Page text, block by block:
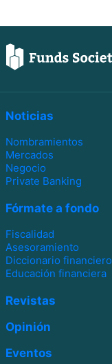
Noticias
Nombramientos
Mercados
Negocio
Private Banking
Fórmate a fondo
Fiscalidad
Asesoramiento
Diccionario financiero
Educación financiera
Revistas
Opinión
Eventos